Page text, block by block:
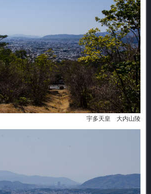
宇多天皇 大内山陵